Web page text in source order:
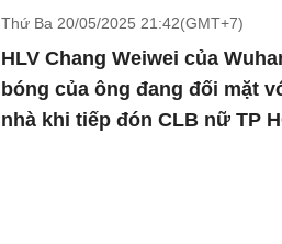
Thứ Ba 20/05/2025 21:42(GMT+7)
HLV Chang Weiwei của
bóng của ông đang đối mặt
nhà khi tiếp đón CLB nữ TP